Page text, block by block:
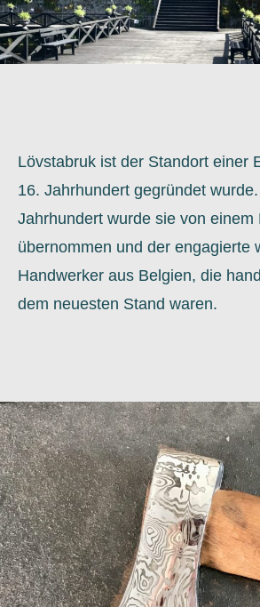
Lövstabruk ist der Standort einer
16. Jahrhundert gegründet
Jahrhundert wurde sie von einem
übernommen und der engagierte
Handwerker aus Belgien, die
dem neuesten Stand waren.